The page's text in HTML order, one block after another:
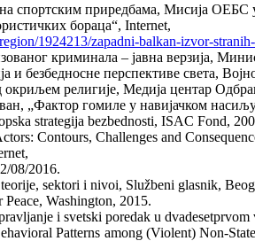
спортским приредбама, Мисија ОЕБС
бораца“, Internet,
1924213/zapadni-balkan-izvor-
криминала – јавна верзија,
и безбедносне перспективе света,
религије, Медија центар
„Фактор гомиле у навијачком
strategija bezbednosti, ISAC Fond,
Contours, Challenges and
08/2016.
sektori i nivoi, Službeni glasnik,
Washington, 2015.
i svetski poredak u
Patterns among (Violent) Non-